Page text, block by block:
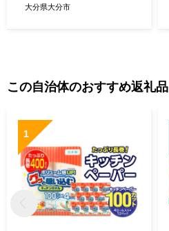
セージ 食べきりサイズ 大容
大分県大分市
この自治体のおすすめ返礼品
1